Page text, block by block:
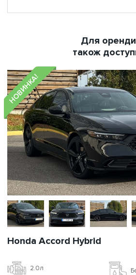
Для оренди
також
НОВИНКА!
Honda Accord Hybrid
2.0л